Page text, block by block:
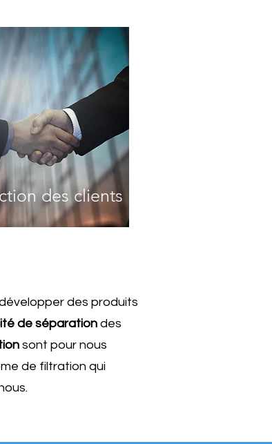
des clients
des produits
de séparationdes
sont pour nous
de filtration qui